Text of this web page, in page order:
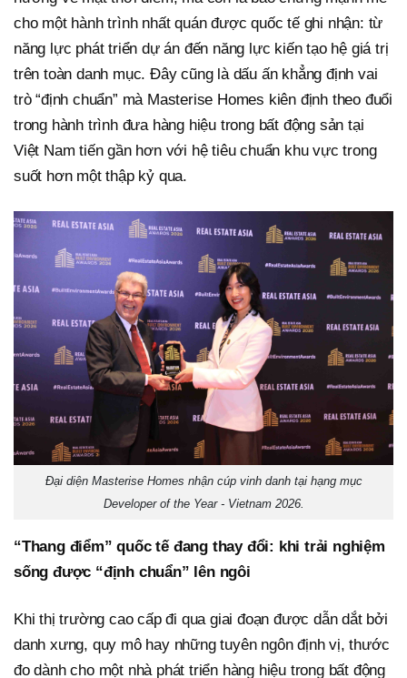
cho một hành trình nhất quán được quốc tế ghi nhận: từ
năng lực phát triển dự án đến năng lực kiến tạo hệ giá trị
trên toàn danh mục. Đây cũng là dấu ấn khẳng định vai
trò “định chuẩn” mà Masterise Homes kiên định theo đuổi
trong hành trình đưa hàng hiệu trong bất động sản tại
Việt Nam tiến gần hơn với hệ tiêu chuẩn khu vực trong
suốt hơn một thập kỷ qua.
Đại diện Masterise Homes nhận cúp vinh danh tại hạng mục
Developer of the Year - Vietnam 2026.
“Thang điểm” quốc tế đang thay đổi: khi trải nghiệm
sống được “định chuẩn” lên ngôi
Khi thị trường cao cấp đi qua giai đoạn được dẫn dắt bởi
danh xưng, quy mô hay những tuyên ngôn định vị, thước
đo dành cho một nhà phát triển hàng hiệu trong bất động